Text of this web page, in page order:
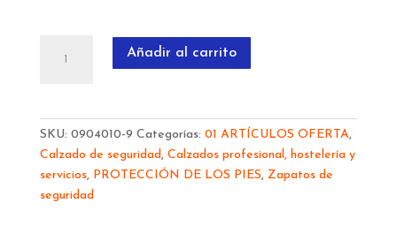
AIMONT
Añadir al carrito
SKU: 0904010-9 Categorías: 01 ARTÍCULOS OFERTA,
Calzado de seguridad , Calzados profesional, hostelería y
servicios, PROTECCIÓN DE LOS PIES, Zapatos de
seguridad